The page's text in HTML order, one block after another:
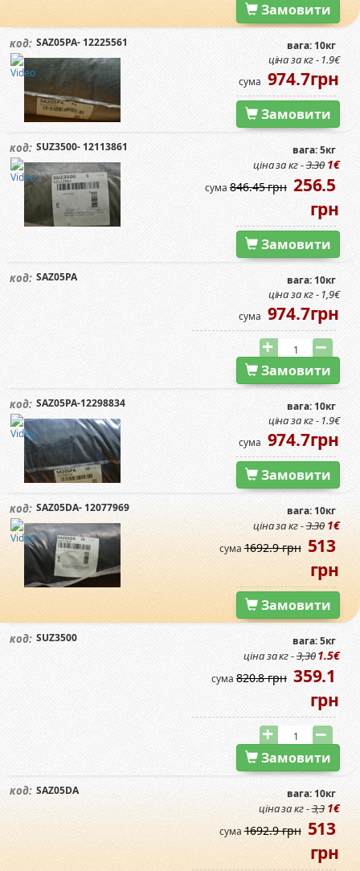
Замовити
код: SAZ05PA- 12225561 вага: 10кг
ціна за кг - 1.9€
сума 974.7грн
Замовити
код: SUZ3500- 12113861 вага: 5кг
ціна за кг -3.30 1€
сума 846.45 грн 256.5
грн
Замовити
код: SAZ05PA вага: 10кг
ціна за кг - 1,9€
сума 974.7грн
Замовити
код: SAZ05PA-12298834 вага: 10кг
ціна за кг - 1.9€
сума 974.7грн
Замовити
код: SAZ05DA- 12077969 вага: 10кг
ціна за кг -3.30 1€
сума1692.9 грн 513
грн
Замовити
код: SUZ3500 вага: 5кг
ціна за кг -3,301.5€
сума820.8 грн 359.1
грн
Замовити
код: SAZ05DA вага: 10кг
ціна за кг -3,3 1€
сума1692.9 грн 513
грн